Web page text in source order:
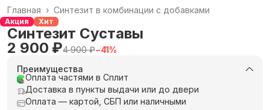
Синтезит в комбинации с добавками
Главная ›
Акция Хит
Синтезит Суставы
2 900 ₽4 900 ₽−41%
Преимущества
Оплата частями в Сплит
Доставка в пункты выдачи или до двери
Оплата — картой, СБП или наличными